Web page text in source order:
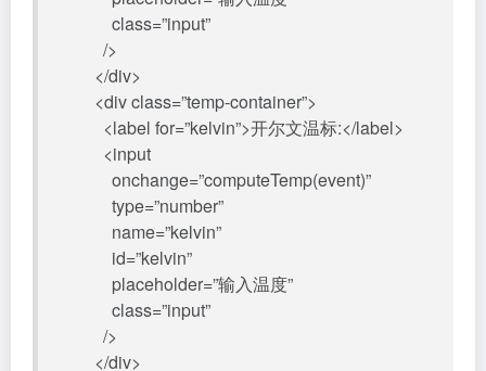
class=”input”
/>
</div>
<div class=”temp-container”>
<label for=”kelvin”>开尔文温标:</label>
<input
onchange=”computeTemp(event)”
type=”number”
name=”kelvin”
id=”kelvin”
placeholder=”输入温度”
class=”input”
/>
</div>